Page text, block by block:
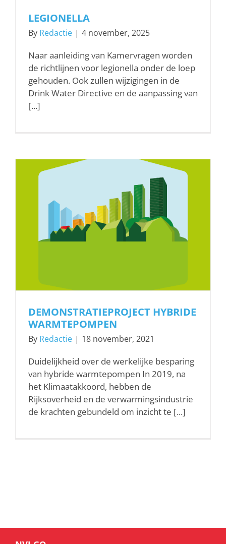
LEGIONELLA
By Redactie | 4 november, 2025
Naar aanleiding van Kamervragen worden
de richtlijnen voor legionella onder de loep
gehouden. Ook zullen wijzigingen in de
Drink Water Directive en de aanpassing van
[...]
DEMONSTRATIEPROJECT HYBRIDE
WARMTEPOMPEN
By Redactie | 18 november, 2021
Duidelijkheid over de werkelijke besparing
van hybride warmtepompen In 2019, na
het Klimaatakkoord, hebben de
Rijksoverheid en de verwarmingsindustrie
de krachten gebundeld om inzicht te [...]